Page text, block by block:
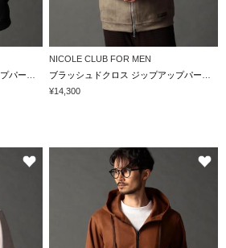
NICOLE CLUB FOR MEN
¥14,300